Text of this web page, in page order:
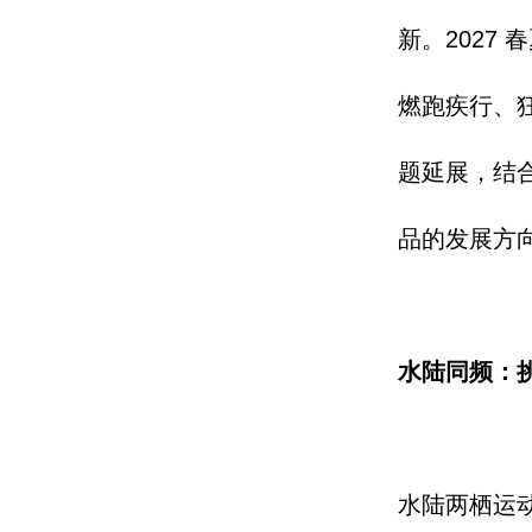
新。2027
燃跑疾行、
题延展，结
品的发展方
水陆同频：
水陆两栖运